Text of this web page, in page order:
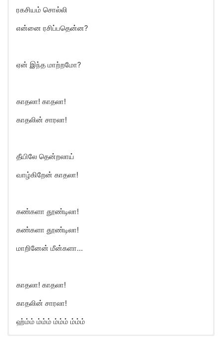
ரகசியம் சொல்லி
என்னை ரசிப்பதென்ன?
ஏன் இந்த மாற்றமோ?
காதலா! காதலா!
காதலின் சாரலா!
தீயிலே தென்றலாய்
வாழ்கிறேன் காதலா!
கண்களா தூண்டிலா!
கண்களா தூண்டிலா!
மாறினேன் மீன்களா…
காதலா! காதலா!
காதலின் சாரலா!
ஹ்ம்ம் ம்ம்ம் ம்ம்ம் ம்ம்ம்